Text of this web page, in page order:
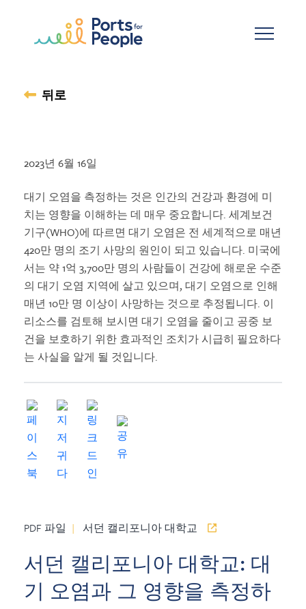
뒤로
2023년 6월 16일
대기 오염을 측정하는 것은 인간의 건강과 환경에 미
치는 영향을 이해하는 데 매우 중요합니다. 세계보건
기구(WHO)에 따르면 대기 오염은 전 세계적으로 매년
420만 명의 조기 사망의 원인이 되고 있습니다. 미국에
서는 약 1억 3,700만 명의 사람들이 건강에 해로운 수준
의 대기 오염 지역에 살고 있으며, 대기 오염으로 인해
매년 10만 명 이상이 사망하는 것으로 추정됩니다. 이
리소스를 검토해 보시면 대기 오염을 줄이고 공중 보
건을 보호하기 위한 효과적인 조치가 시급히 필요하다
는 사실을 알게 될 것입니다.
PDF 파일 | 서던 캘리포니아 대학교
서던 캘리포니아 대학교: 대
기 오염과 그 영향을 측정하